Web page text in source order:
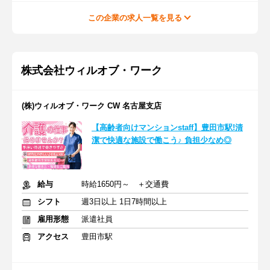
この企業の求人一覧を見る
株式会社ウィルオブ・ワーク
(株)ウィルオブ・ワーク CW 名古屋支店
【高齢者向けマンションstaff】豊田市駅!清
潔で快適な施設で働こう♪ 負担少なめ◎
給与
時給1650円～ ＋交通費
シフト
週3日以上 1日7時間以上
雇用形態
派遣社員
アクセス
豊田市駅